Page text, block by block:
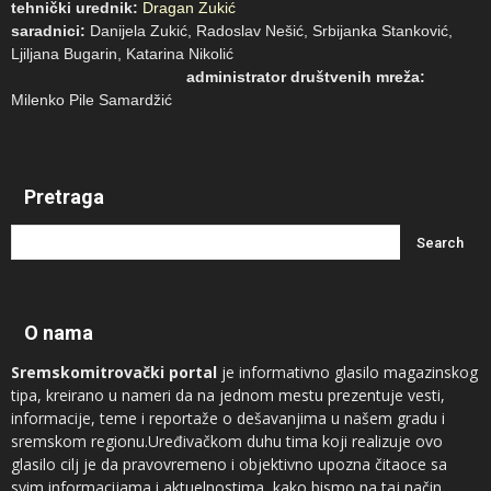
tehnički urednik: Dragan Zukić
saradnici: Danijela Zukić, Radoslav Nešić, Srbijanka Stanković,
Ljiljana Bugarin, Katarina Nikolić
administrator društvenih mreža:
Milenko Pile Samardžić
Pretraga
O nama
Sremskomitrovački portal je informativno glasilo magazinskog
tipa, kreirano u nameri da na jednom mestu prezentuje vesti,
informacije, teme i reportaže o dešavanjima u našem gradu i
sremskom regionu.Uređivačkom duhu tima koji realizuje ovo
glasilo cilj je da pravovremeno i objektivno upozna čitaoce sa